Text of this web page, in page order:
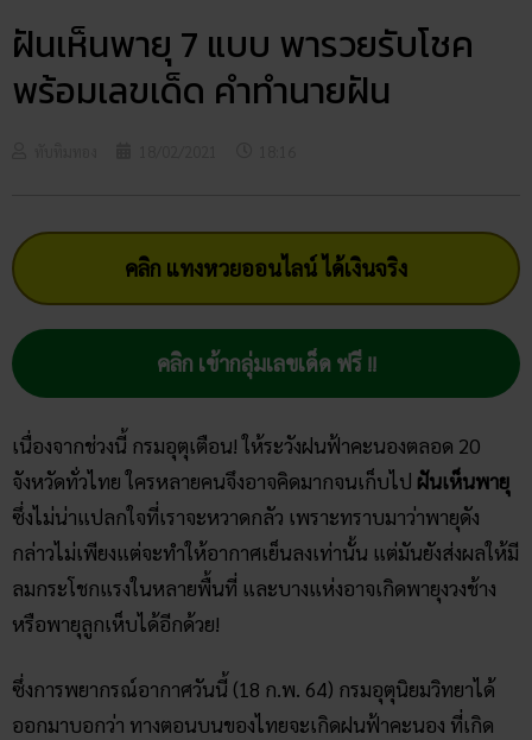
ฝันเห็นพายุ 7 แบบ พารวยรับโชค
พร้อมเลขเด็ด คำทำนายฝัน
คลิก แทงหวยออนไลน์ ได้เงินจริง
คลิก เข้ากลุ่มเลขเด็ด ฟรี !!
เนื่องจากช่วงนี้ กรมอุตุเตือน! ให้ระวังฝนฟ้าคะนองตลอด 20
จังหวัดทั่วไทย ใครหลายคนจึงอาจคิดมากจนเก็บไป ฝันเห็นพายุ
ซึ่งไม่น่าแปลกใจที่เราจะหวาดกลัว เพราะทราบมาว่าพายุดัง
กล่าวไม่เพียงแต่จะทำให้อากาศเย็นลงเท่านั้น แต่มันยังส่งผลให้มี
ลมกระโชกแรงในหลายพื้นที่ และบางแห่งอาจเกิดพายุงวงช้าง
หรือพายุลูกเห็บได้อีกด้วย!
ซึ่งการพยากรณ์อากาศวันนี้ (18 ก.พ. 64) กรมอุตุนิยมวิทยาได้
ออกมาบอกว่า ทางตอนบนของไทยจะเกิดฝนฟ้าคะนอง ที่เกิด